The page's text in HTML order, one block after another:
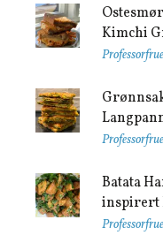
Kimchi
Professorfrue
Professorfrue
Batata
inspirert
Professorfrue